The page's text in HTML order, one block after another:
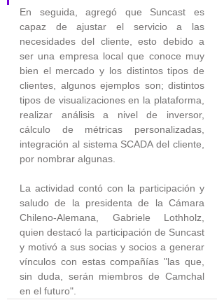
En seguida, agregó que Suncast es
capaz de ajustar el servicio a las
necesidades del cliente, esto debido a
ser una empresa local que conoce muy
bien el mercado y los distintos tipos de
clientes, algunos ejemplos son; distintos
tipos de visualizaciones en la plataforma,
realizar análisis a nivel de inversor,
cálculo de métricas personalizadas,
integración al sistema SCADA del cliente,
por nombrar algunas.
La actividad contó con la participación y
saludo de la presidenta de la Cámara
Chileno-Alemana, Gabriele Lothholz,
quien destacó la participación de Suncast
y motivó a sus socias y socios a generar
vínculos con estas compañías "las que,
sin duda, serán miembros de Camchal
en el futuro".